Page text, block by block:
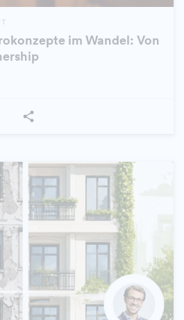
im Wandel: Von